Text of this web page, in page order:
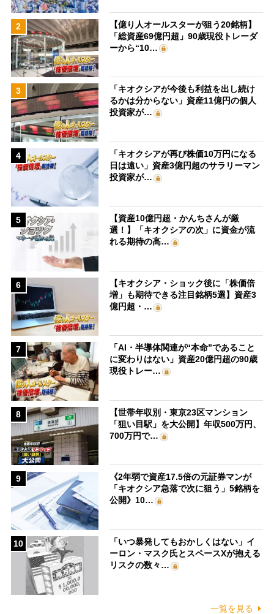
2
【億り人オールスターが狙う20銘柄】
「総資産69億円超」90歳現役トレーダ
ーから“10…
3
「キオクシアが今後も利益を出し続け
るかは分からない」資産11億円の個人
投資家が…
4
「キオクシアが再び株価10万円になる
日は遠い」資産3億円超のサラリーマン
投資家が…
5
【資産10億円超・かんちさんが厳
選！】「キオクシアの次」に資金が流
れる期待の高…
6
【キオクシア・ショック後に「株価倍
増」も期待できる注目銘柄5選】資産3
億円超・…
7
「AI・半導体関連が“本命”であること
に変わりはない」資産20億円超の90歳
現役トレー…
8
【世帯年収別・東京23区マンション
「狙い目駅」を大公開】年収500万円、
700万円で…
9
《2年弱で資産17.5倍の元証券マンが
「キオクシア急落で次に狙う」5銘柄を
公開》10…
10
「いつ暴発してもおかしくはない」イ
ーロン・マスク氏とスペースXが抱える
リスクの数々…
一覧を見る